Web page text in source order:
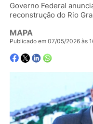
Governo Federal
reconstrução do Rio
MAPA
Publicado em 07/05/2026 às